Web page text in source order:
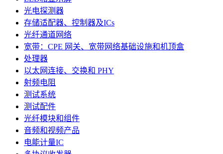
光电探测器
存储适配器、控制器及ICs
光纤通道网络
宽带：CPE 网关、宽带网络基础设施和机顶盒
处理器
以太网连接、交换和 PHY
射频电阻
测试系统
测试配件
光纤模块和组件
音频和视频产品
电能计量IC